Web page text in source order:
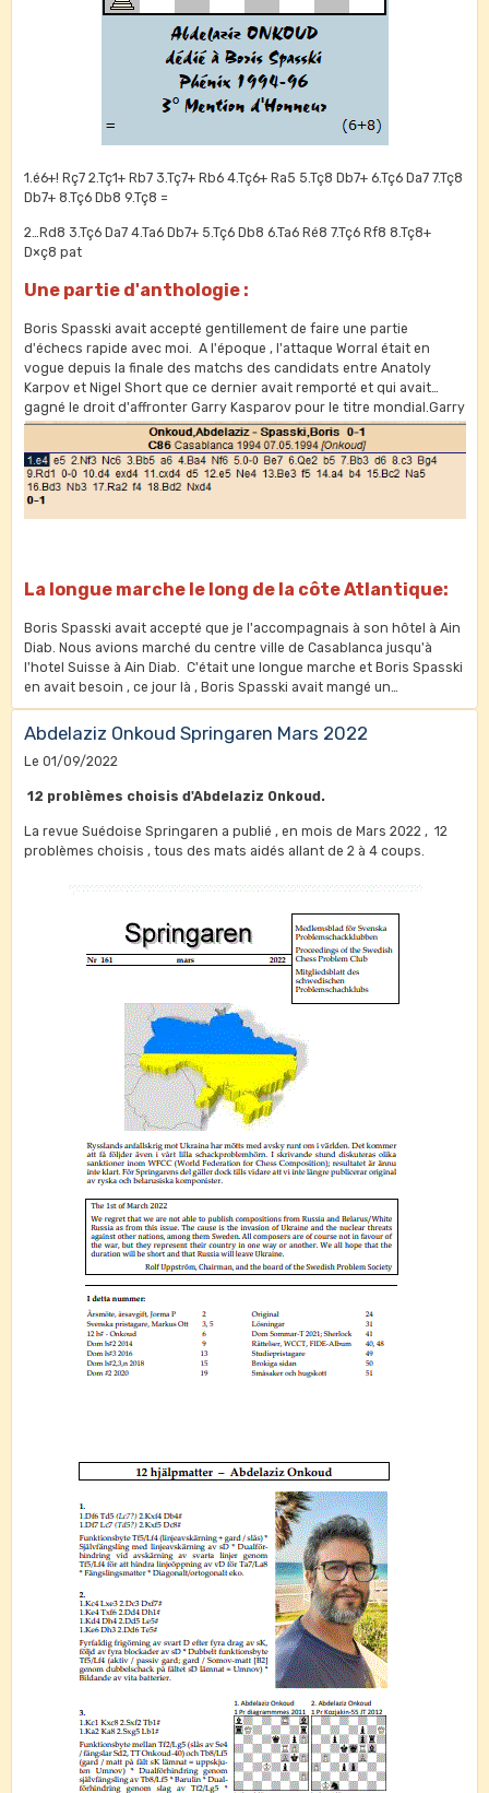
1.é6+! Rç7 2.Tç1+ Rb7 3.Tç7+ Rb6 4.Tç6+ Ra5 5.Tç8 Db7+ 6.Tç6 Da7 7.Tç8
Db7+ 8.Tç6 Db8 9.Tç8 =
2…Rd8 3.Tç6 Da7 4.Ta6 Db7+ 5.Tç6 Db8 6.Ta6 Ré8 7.Tç6 Rf8 8.Tç8+
D×ç8 pat
Une partie d'anthologie :
Boris Spasski avait accepté gentillement de faire une partie
d'échecs rapide avec moi. A l'époque , l'attaque Worral était en
vogue depuis la finale des matchs des candidats entre Anatoly
Karpov et Nigel Short que ce dernier avait remporté et qui avait
gagné le droit d'affronter Garry Kasparov pour le titre mondial.Garry
et Nigel se sont bien affrontés mais dans le cadre d'une nouvelle
association dissidente loin de la bannière de la FIDE.
La longue marche le long de la côte Atlantique:
Boris Spasski avait accepté que je l'accompagnais à son hôtel à Ain
Diab. Nous avions marché du centre ville de Casablanca jusqu'à
l'hotel Suisse à Ain Diab. C'était une longue marche et Boris Spasski
en avait besoin , ce jour là , Boris Spasski avait mangé un
couscous....Au cours de notre longue promenade , de nombreaux
échanges sur les championnats du monde , sur Bobby Fischer et
des problèmes et études à résoudre sans échiquier. Repose en
paix .
Abdelaziz Onkoud Springaren Mars 2022
Le 01/09/2022
12 problèmes choisis d'Abdelaziz Onkoud.
La revue Suédoise Springaren a publié , en mois de Mars 2022 , 12
problèmes choisis , tous des mats aidés allant de 2 à 4 coups.